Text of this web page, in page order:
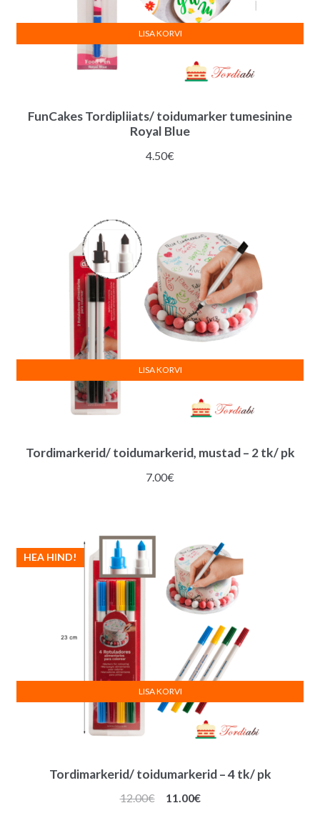
FunCakes Tordipliiats/ toidumarker tumesinine
Royal Blue
4.50€
LISA KORVI
Tordimarkerid/ toidumarkerid, mustad – 2 tk/ pk
7.00€
LISA KORVI
Tordimarkerid/ toidumarkerid – 4 tk/ pk
HEA HIND!
12.00€
Algne
11.00€Praegune
LISA KORVI